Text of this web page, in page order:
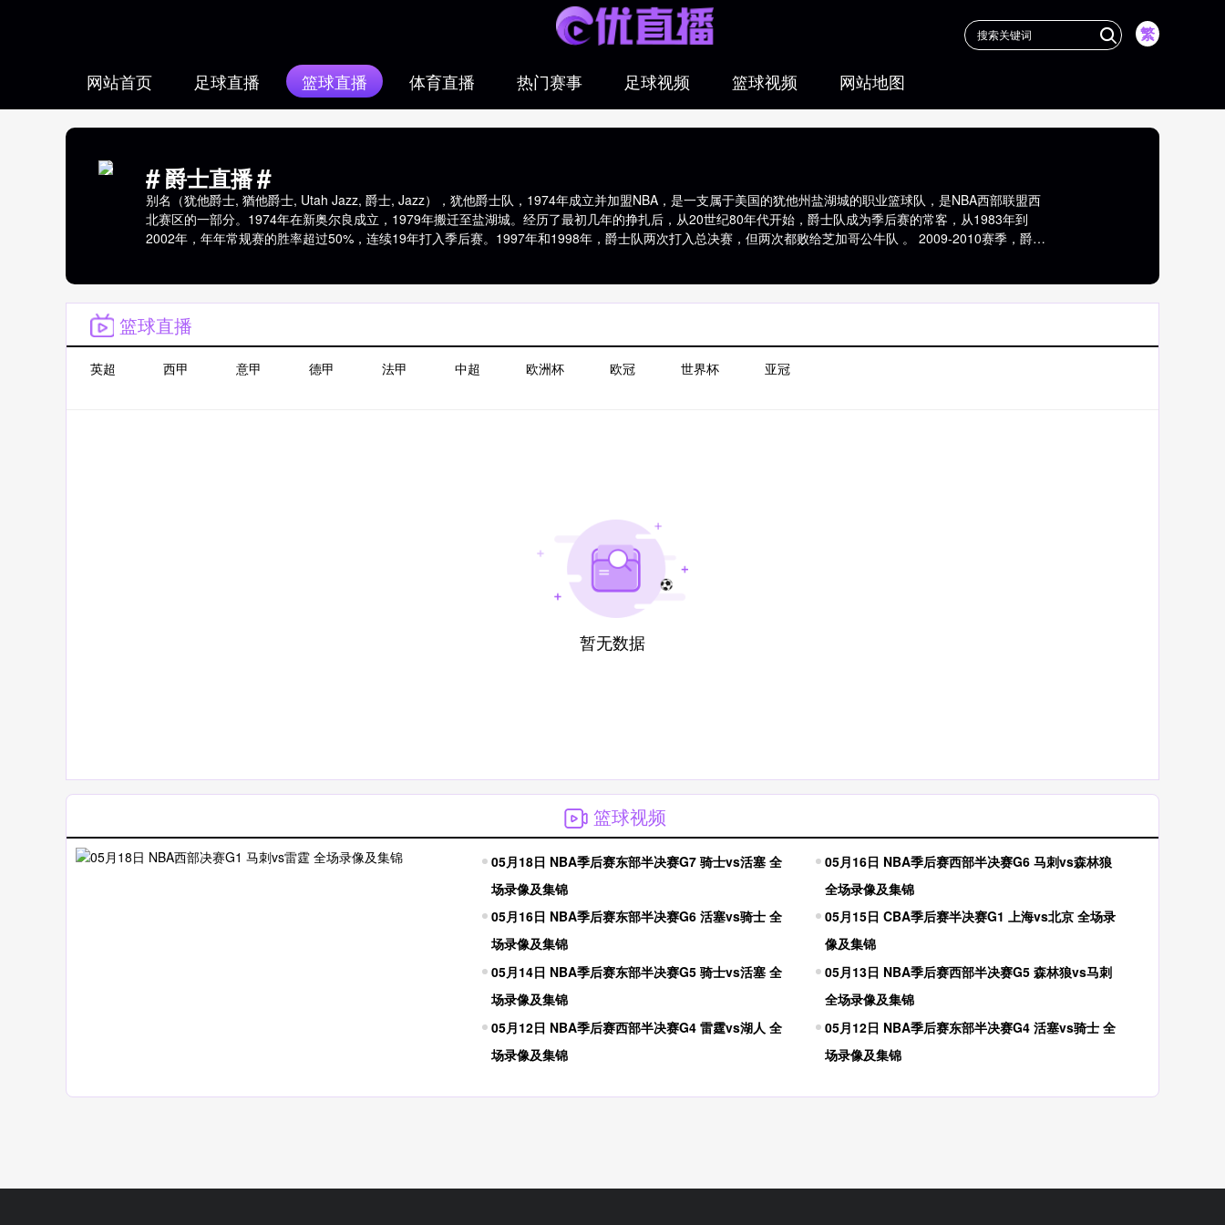
繁
网站首页 足球直播 篮球直播 体育直播 热门赛事 足球视频 篮球视频 网站地图
#爵士直播#
别名（犹他爵士, 猶他爵士, Utah Jazz, 爵士, Jazz），犹他爵士队，1974年成立并加盟NBA，是一支属于美国的犹他州盐湖城的职业篮球队，是NBA西部联盟西
北赛区的一部分。1974年在新奥尔良成立，1979年搬迁至盐湖城。经历了最初几年的挣扎后，从20世纪80年代开始，爵士队成为季后赛的常客，从1983年到
2002年，年年常规赛的胜率超过50%，连续19年打入季后赛。1997年和1998年，爵士队两次打入总决赛，但两次都败给芝加哥公牛队 。 2009-2010赛季，爵士
篮球直播
英超 西甲 意甲 德甲 法甲 中超 欧洲杯 欧冠 世界杯 亚冠
暂无数据
篮球视频
05月18日 NBA季后赛东部半决赛G7 骑士vs活塞 全
场录像及集锦
05月16日 NBA季后赛西部半决赛G6 马刺vs森林狼
全场录像及集锦
05月16日 NBA季后赛东部半决赛G6 活塞vs骑士 全
场录像及集锦
05月15日 CBA季后赛半决赛G1 上海vs北京 全场录
像及集锦
05月14日 NBA季后赛东部半决赛G5 骑士vs活塞 全
场录像及集锦
05月13日 NBA季后赛西部半决赛G5 森林狼vs马刺
全场录像及集锦
05月12日 NBA季后赛西部半决赛G4 雷霆vs湖人 全
场录像及集锦
05月12日 NBA季后赛东部半决赛G4 活塞vs骑士 全
场录像及集锦